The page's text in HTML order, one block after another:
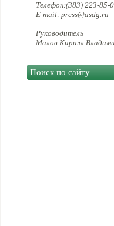
Телефон:(383) 223-85-
E-mail: press@asdg.ru
Руководитель
Малов Кирилл